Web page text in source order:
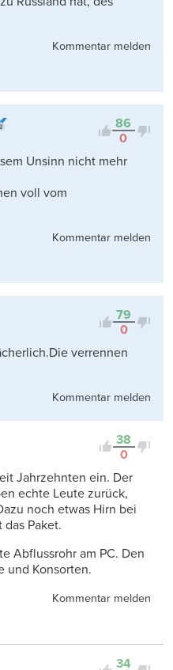
Kommentar melden
86
0
Unsinn nicht mehr
voll vom
Kommentar melden
79
0
verrennen
Kommentar melden
38
0
Jahrzehnten ein. Der
echte Leute zurück,
noch etwas Hirn bei
Paket.
Abflussrohr am PC. Den
und Konsorten.
Kommentar melden
34